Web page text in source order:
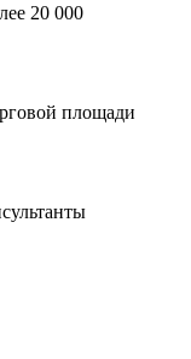
20 000
площади